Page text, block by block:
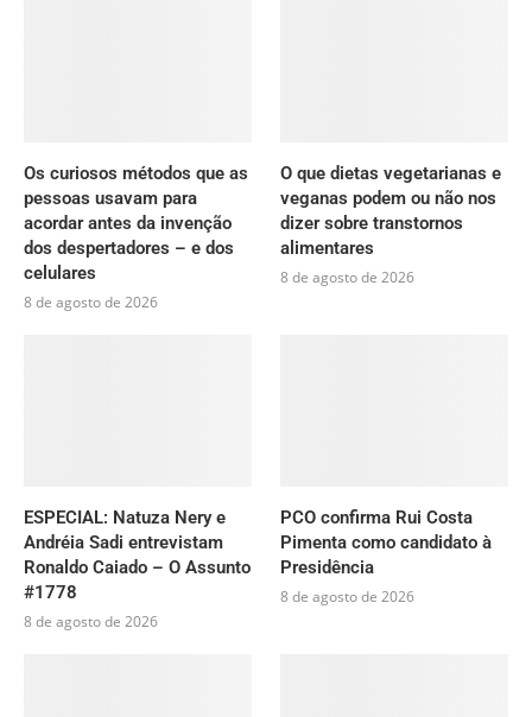
Os curiosos métodos que as
pessoas usavam para
acordar antes da invenção
dos despertadores – e dos
celulares
8 de agosto de 2026
O que dietas vegetarianas e
veganas podem ou não nos
dizer sobre transtornos
alimentares
8 de agosto de 2026
ESPECIAL: Natuza Nery e
Andréia Sadi entrevistam
Ronaldo Caiado – O Assunto
#1778
8 de agosto de 2026
PCO confirma Rui Costa
Pimenta como candidato à
Presidência
8 de agosto de 2026